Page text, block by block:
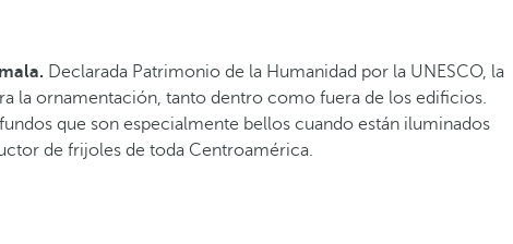
Declarada Patrimonio de la Humanidad por la UNESCO, la
la ornamentación, tanto dentro como fuera de los edificios.
que son especialmente bellos cuando están iluminados
de frijoles de toda Centroamérica.